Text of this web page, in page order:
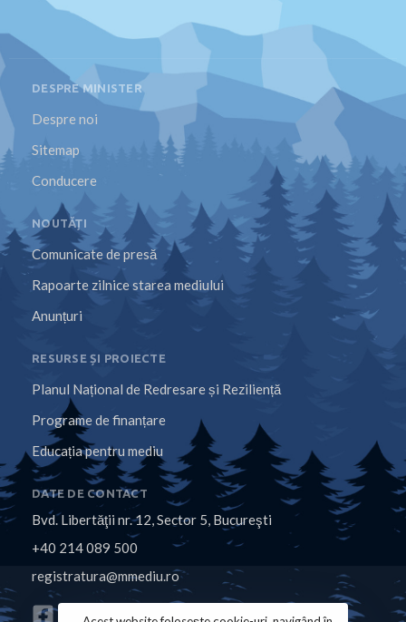
DESPRE MINISTER
Despre noi
Sitemap
Conducere
NOUTĂȚI
Comunicate de presă
Rapoarte zilnice starea mediului
Anunțuri
RESURSE ȘI PROIECTE
Planul Național de Redresare și Reziliență
Programe de finanțare
Educația pentru mediu
DATE DE CONTACT
Bvd. Libertăţii nr. 12, Sector 5, Bucureşti
+40 214 089 500
registratura@mmediu.ro